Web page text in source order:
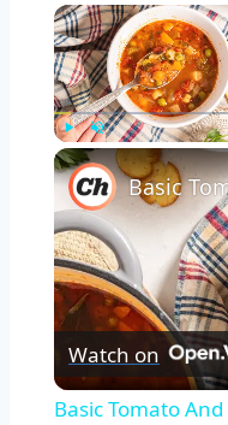
Play Unmute
Watch on
Basic Tomato